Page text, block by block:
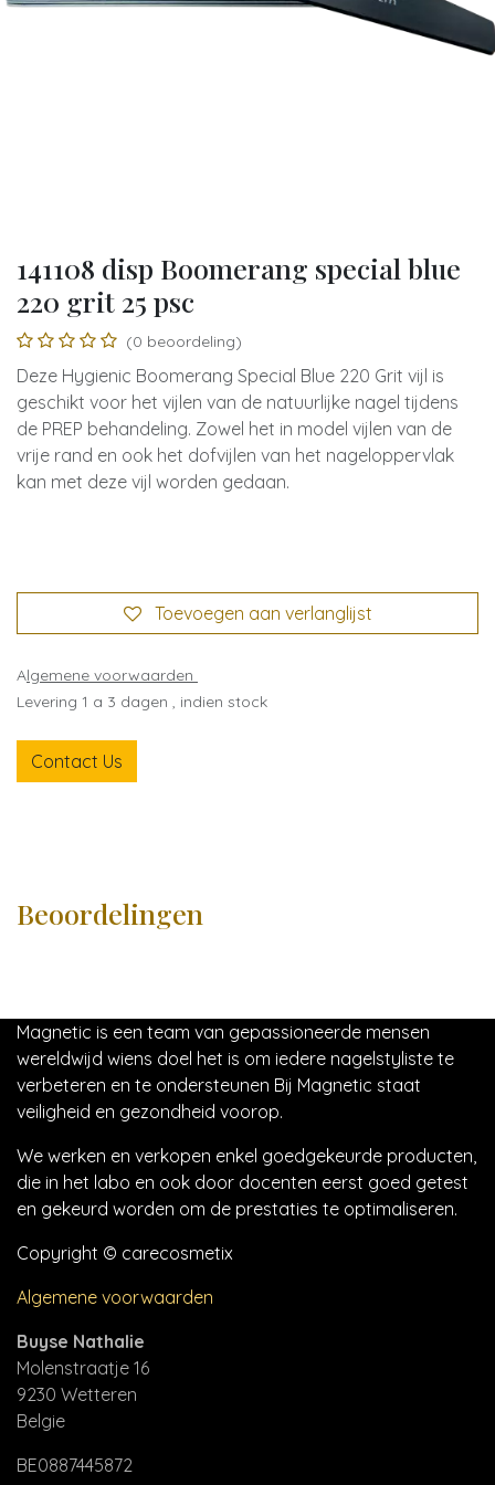
141108 disp Boomerang special blue
220 grit 25 psc
(0 beoordeling)
Deze Hygienic Boomerang Special Blue 220 Grit vijl is
geschikt voor het vijlen van de natuurlijke nagel tijdens
de PREP behandeling. Zowel het in model vijlen van de
vrije rand en ook het dofvijlen van het nageloppervlak
kan met deze vijl worden gedaan.
Toevoegen aan verlanglijst
Algemene voorwaarden
Levering 1 a 3 dagen , indien stock
Contact Us
Beoordelingen
Magnetic is een team van gepassioneerde mensen
wereldwijd wiens doel het is om iedere nagelstyliste te
verbeteren en te ondersteunen Bij Magnetic staat
veiligheid en gezondheid voorop.
We werken en verkopen enkel goedgekeurde producten,
die in het labo en ook door docenten eerst goed getest
en gekeurd worden om de prestaties te optimaliseren.
Copyright © carecosmetix
Algemene voorwaarden
Buyse Nathalie
Molenstraatje 16
9230 Wetteren
Belgie
BE0887445872